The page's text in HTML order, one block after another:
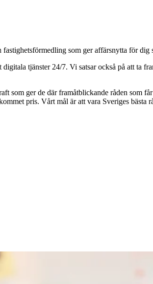
som ger affärsnytta för dig
tjänster 24/7. Vi satsar också på att ta
som ger de där framåtblickande råden som
pris. Vårt mål är att vara Sveriges bästa